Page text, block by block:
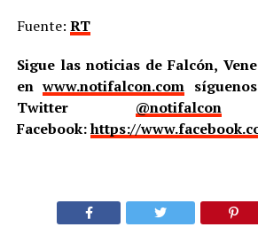
Fuente: RT
Sigue las noticias de Falcón,
enwww.notifalcon.com
Twitter @notifalcon
Facebook:https://